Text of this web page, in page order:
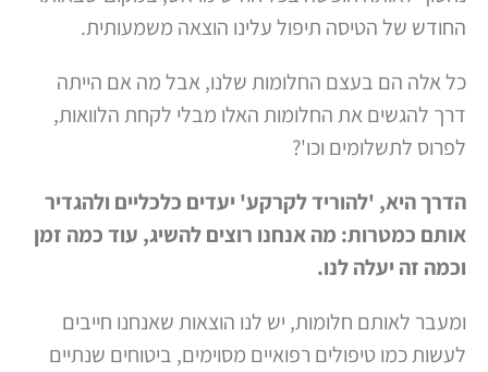
החודש של הטיסה תיפול עלינו הוצאה משמעותית.
כל אלה הם בעצם החלומות שלנו, אבל מה אם הייתה
דרך להגשים את החלומות האלו מבלי לקחת הלוואות,
לפרוס לתשלומים וכו'?
הדרך היא, 'להוריד לקרקע' יעדים כלכליים ולהגדיר
אותם כמטרות: מה אנחנו רוצים להשיג, עוד כמה זמן
וכמה זה יעלה לנו.
ומעבר לאותם חלומות, יש לנו הוצאות שאנחנו חייבים
לעשות כמו טיפולים רפואיים מסוימים, ביטוחים שנתיים